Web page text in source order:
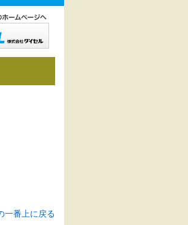
一番上に戻る